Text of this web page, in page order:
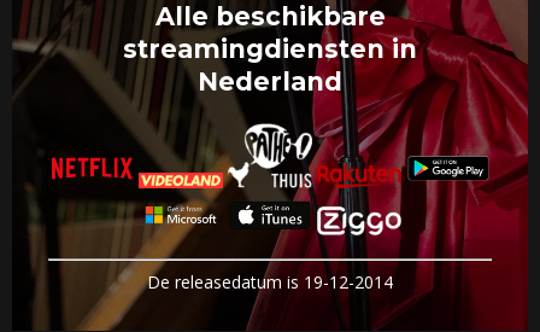
Alle beschikbare
streamingdiensten in
Nederland
De releasedatum is 19-12-2014